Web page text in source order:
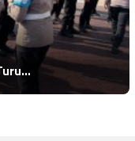
ke-1 …
…